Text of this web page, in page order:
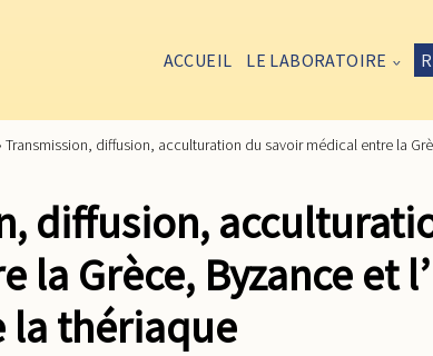
ACCUEIL LE LABORATOIRE
Transmission, diffusion, acculturation du savoir médical entre la
diffusion,
la Grèce, Byzance et
la thériaque